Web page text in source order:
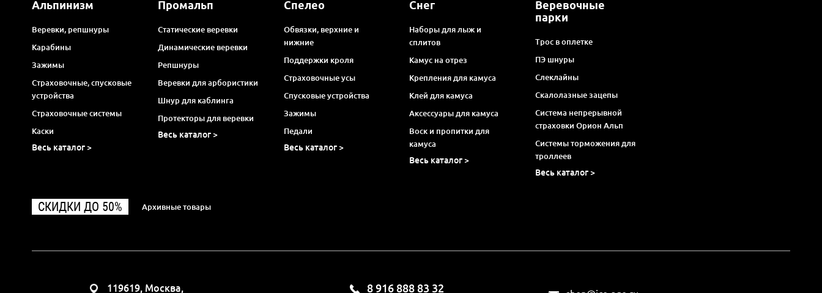
Альпинизм
Веревки, репшнуры
Карабины
Зажимы
Страховочные, спусковые
устройства
Страховочные системы
Каски
Весь каталог >
Промальп
Статические веревки
Динамические веревки
Репшнуры
Веревки для арбористики
Шнур для каблинга
Протекторы для веревки
Весь каталог >
Спелео
Обвязки, верхние и
нижние
Поддержки кроля
Страховочные усы
Спусковые устройства
Зажимы
Педали
Весь каталог >
Снег
Наборы для лыж и
сплитов
Камус на отрез
Крепления для камуса
Клей для камуса
Аксессуары для камуса
Воск и пропитки для
камуса
Весь каталог >
Веревочные
парки
Трос в оплетке
ПЭ шнуры
Слеклайны
Скалолазные зацепы
Система непрерывной
страховки Орион Альп
Системы торможения для
троллеев
Весь каталог >
СКИДКИ ДО 50% Архивные товары
119619, Москва, 8 916 888 83 32